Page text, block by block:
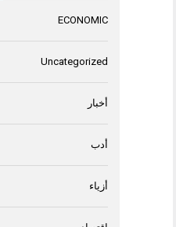
ECONOMIC
Uncategorized
أخبار
أدب
أزياء